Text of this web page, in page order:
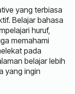
yang terbiasa
Belajar bahasa
huruf,
memahami
pada
belajar lebih
yang ingin